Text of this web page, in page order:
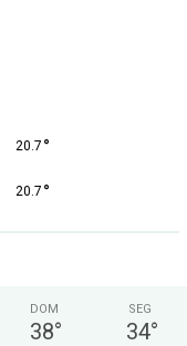
20.7 °
20.7 °
DOM
38°
SEG
34°